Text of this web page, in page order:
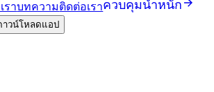
ราบทความติดต่อเรา
าวน์โหลดแอป
ควบคุมน้ำหนัก